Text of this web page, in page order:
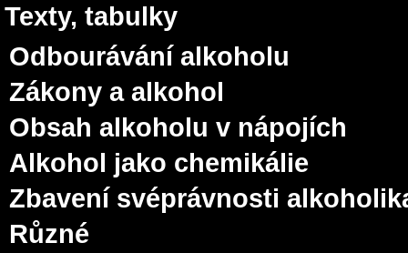
Texty, tabulky
Odbourávání alkoholu
Zákony a alkohol
Obsah alkoholu v nápojích
Alkohol jako chemikálie
Zbavení svéprávnosti
Různé